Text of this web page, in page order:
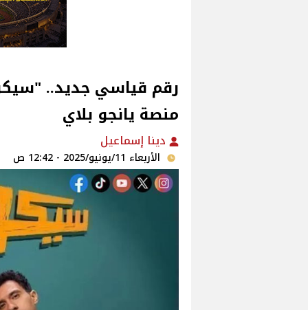
رقم قياسي جديد..
منصة يانجو بلاي‎
دينا إسماعيل
الأربعاء 11/يونيو/2025 - 12:42 ص